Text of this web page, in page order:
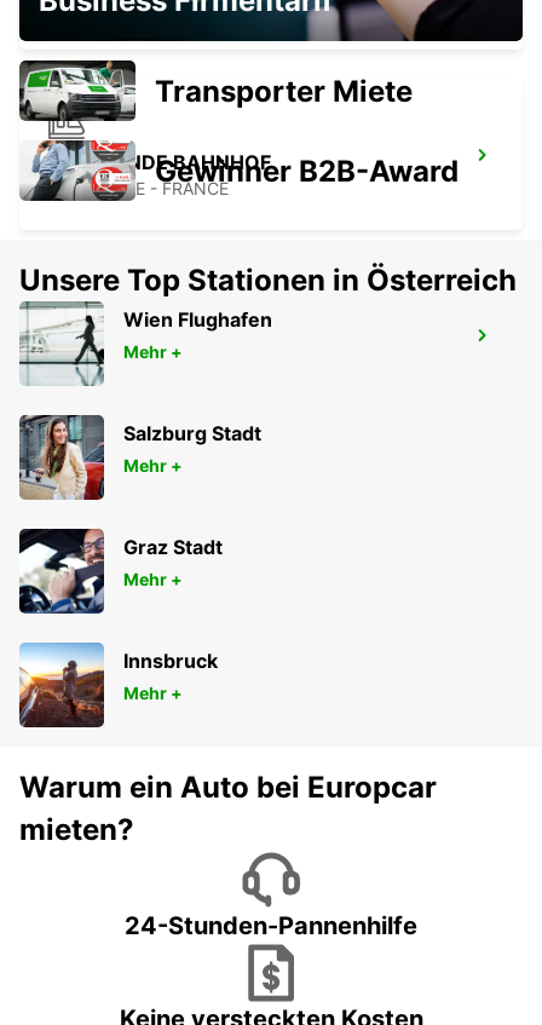
LESPARRE-MEDOC - FRANCE
MARMANDE BAHNHOF
MARMANDE - FRANCE
JONZAC
ST MARTIAL DE VITATERNE - FRANCE
Transporter Miete
Gewinner B2B-Award
Unsere Top Stationen in Österreich
Wien Flughafen
Mehr +
Salzburg Stadt
Mehr +
Graz Stadt
Mehr +
Innsbruck
Mehr +
Warum ein Auto bei Europcar
mieten?
24-Stunden-Pannenhilfe